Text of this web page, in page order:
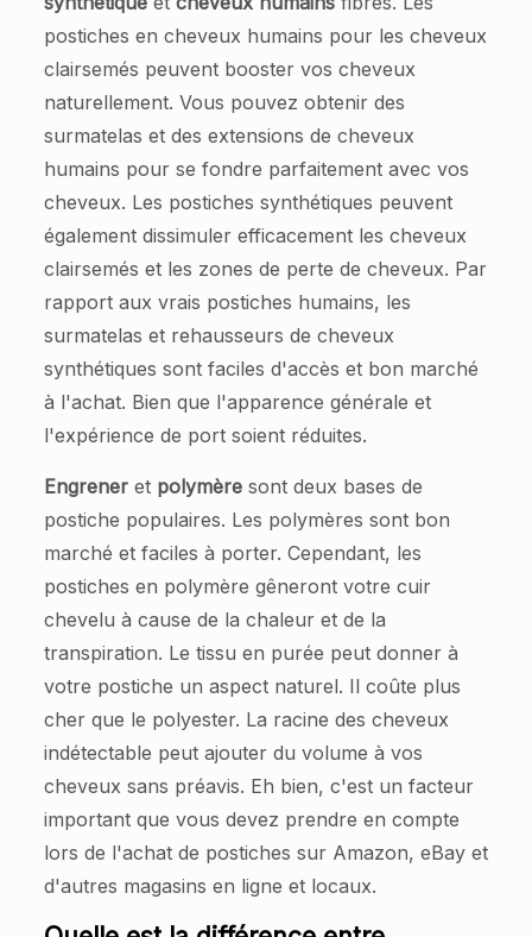
postiches en cheveux humains pour les cheveux
clairsemés peuvent booster vos cheveux
naturellement. Vous pouvez obtenir des
surmatelas et des extensions de cheveux
humains pour se fondre parfaitement avec vos
cheveux. Les postiches synthétiques peuvent
également dissimuler efficacement les cheveux
clairsemés et les zones de perte de cheveux. Par
rapport aux vrais postiches humains, les
surmatelas et rehausseurs de cheveux
synthétiques sont faciles d'accès et bon marché
à l'achat. Bien que l'apparence générale et
l'expérience de port soient réduites.
Engreneret polymèresont deux bases de
postiche populaires. Les polymères sont bon
marché et faciles à porter. Cependant, les
postiches en polymère gêneront votre cuir
chevelu à cause de la chaleur et de la
transpiration. Le tissu en purée peut donner à
votre postiche un aspect naturel. Il coûte plus
cher que le polyester. La racine des cheveux
indétectable peut ajouter du volume à vos
cheveux sans préavis. Eh bien, c'est un facteur
important que vous devez prendre en compte
lors de l'achat de postiches sur Amazon, eBay et
d'autres magasins en ligne et locaux.